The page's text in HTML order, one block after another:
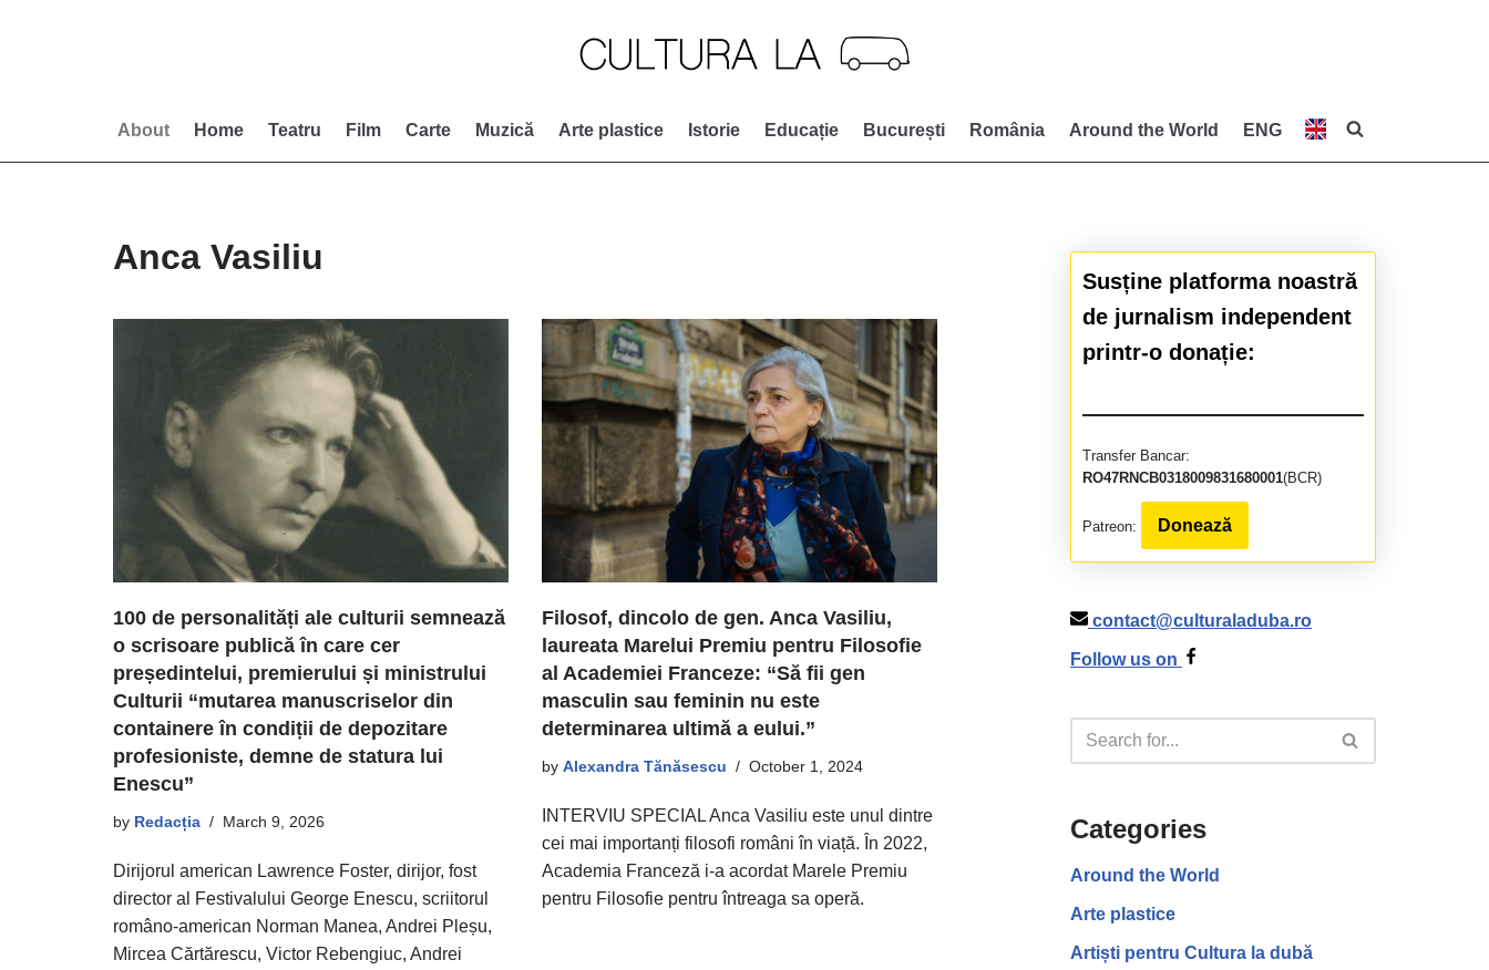
About Home Teatru Film Carte Muzică Arte plastice Istorie Educație București România Around the World ENG
Anca Vasiliu
100 de personalități ale culturii semnează
o scrisoare publică în care cer
președintelui, premierului și ministrului
Culturii “mutarea manuscriselor din
containere în condiții de depozitare
profesioniste, demne de statura lui
Enescu”
by Redacția March 9, 2026
Dirijorul american Lawrence Foster, dirijor, fost
director al Festivalului George Enescu, scriitorul
româno-american Norman Manea, Andrei Pleșu,
Mircea Cărtărescu, Victor Rebengiuc, Andrei
Filosof, dincolo de gen. Anca Vasiliu,
laureata Marelui Premiu pentru Filosofie
al Academiei Franceze: “Să fii gen
masculin sau feminin nu este
determinarea ultimă a eului.”
by Alexandra Tănăsescu October 1, 2024
INTERVIU SPECIAL Anca Vasiliu este unul dintre
cei mai importanți filosofi români în viață. În 2022,
Academia Franceză i-a acordat Marele Premiu
pentru Filosofie pentru întreaga sa operă.
Susține platforma noastră
de jurnalism independent
printr-o donație:
Transfer Bancar:
RO47RNCB0318009831680001(BCR)
Patreon: Donează
contact@culturaladuba.ro
Follow us on
Categories
Around the World
Arte plastice
Artiști pentru Cultura la dubă